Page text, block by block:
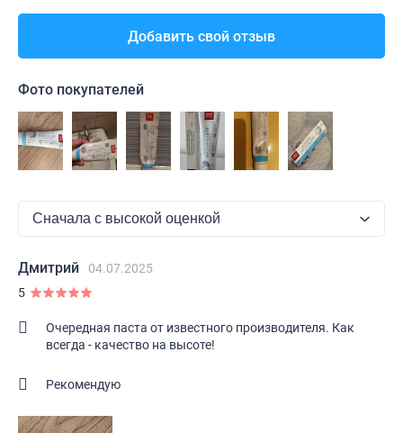
Добавить свой отзыв
Фото покупателей
Дмитрий
04.07.2025
5
Очередная паста от известного производителя. Как
всегда - качество на высоте!
Рекомендую